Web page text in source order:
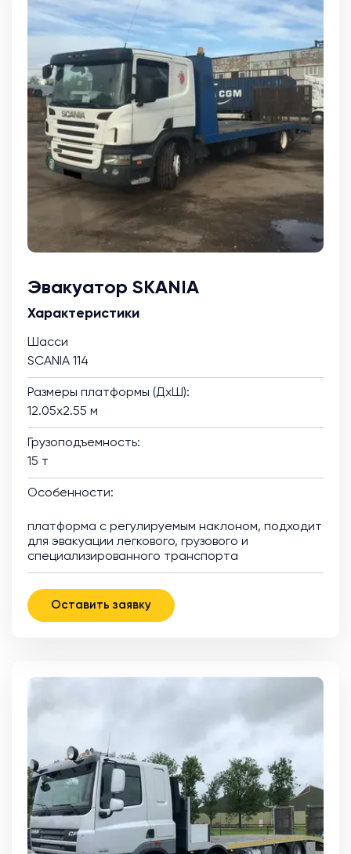
Эвакуатор SKANIA
Характеристики
Шасси
SCANIA 114
Размеры платформы (ДхШ):
12.05х2.55 м
Грузоподъемность:
15 т
Особенности:
платформа с регулируемым наклоном, подходит
для эвакуации легкового, грузового и
специализированного транспорта
Оставить заявку